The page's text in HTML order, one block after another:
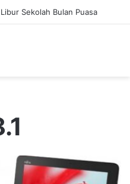
Sekolah Bulan Puasa